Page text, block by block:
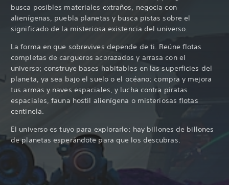
busca posibles materiales extraños, negocia con
alienígenas, puebla planetas y busca pistas sobre el
significado de la misteriosa existencia del universo.
La forma en que sobrevives depende de ti. Reúne flotas
completas de cargueros acorazados y arrasa con el
universo; construye bases habitables en las superficies del
planeta, ya sea bajo el suelo o el océano; compra y mejora
tus armas y naves espaciales, y lucha contra piratas
espaciales, fauna hostil alienígena o misteriosas flotas
centinela.
El universo es tuyo para explorarlo: hay billones de billones
de planetas esperándote para que los descubras.